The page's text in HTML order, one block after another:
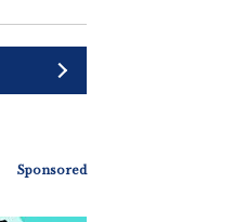
Sponsored